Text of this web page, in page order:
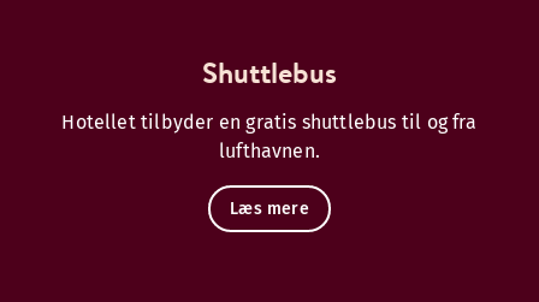
Shuttlebus
Hotellet tilbyder en gratis shuttlebus til og fra
lufthavnen.
Læs mere